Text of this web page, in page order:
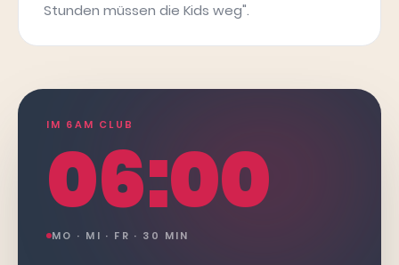
Stunden müssen die Kids weg".
IM 6AM CLUB
06:00
MO · MI · FR · 30 MIN